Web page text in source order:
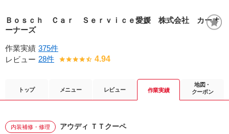
Ｂｏｓｃｈ Ｃａｒ Ｓｅｒｖｉｃｅ愛媛 株式会社 カーオ
ーナーズ
作業実績 375件
レビュー 28件 4.94
トップ メニュー レビュー 作業実績
地図・
クーポン
内装補修・修理 アウディ ＴＴクーペ